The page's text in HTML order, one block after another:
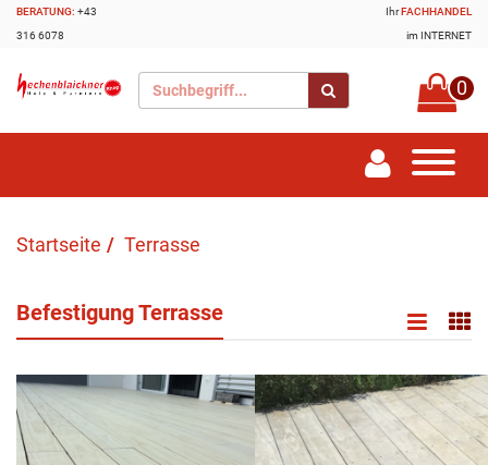
BERATUNG: +43
316 6078
IhrFACHHANDEL
im INTERNET
0
Startseite Terrasse
Befestigung Terrasse